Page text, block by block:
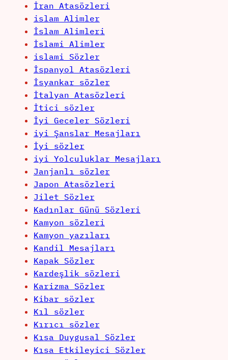
İran Atasözleri
islam Alimler
İslam Alimleri
İslami Alimler
islami Sözler
İspanyol Atasözleri
İsyankar sözler
İtalyan Atasözleri
İtici sözler
İyi Geceler Sözleri
iyi Şanslar Mesajları
İyi sözler
iyi Yolculuklar Mesajları
Janjanlı sözler
Japon Atasözleri
Jilet Sözler
Kadınlar Günü Sözleri
Kamyon sözleri
Kamyon yazıları
Kandil Mesajları
Kapak Sözler
Kardeşlik sözleri
Karizma Sözler
Kibar sözler
Kıl sözler
Kırıcı sözler
Kısa Duygusal Sözler
Kısa Etkileyici Sözler